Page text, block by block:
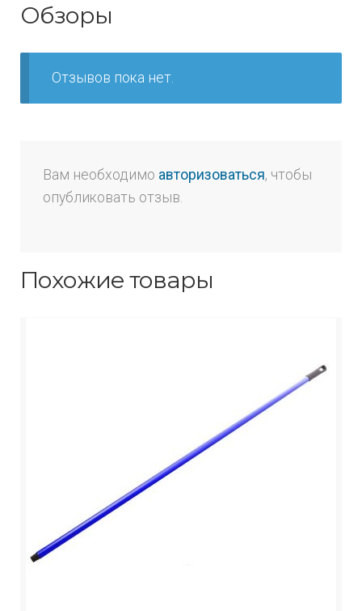
Обзоры
Отзывов пока нет.
Вам необходимо авторизоваться, чтобы
опубликовать отзыв.
Похожие товары